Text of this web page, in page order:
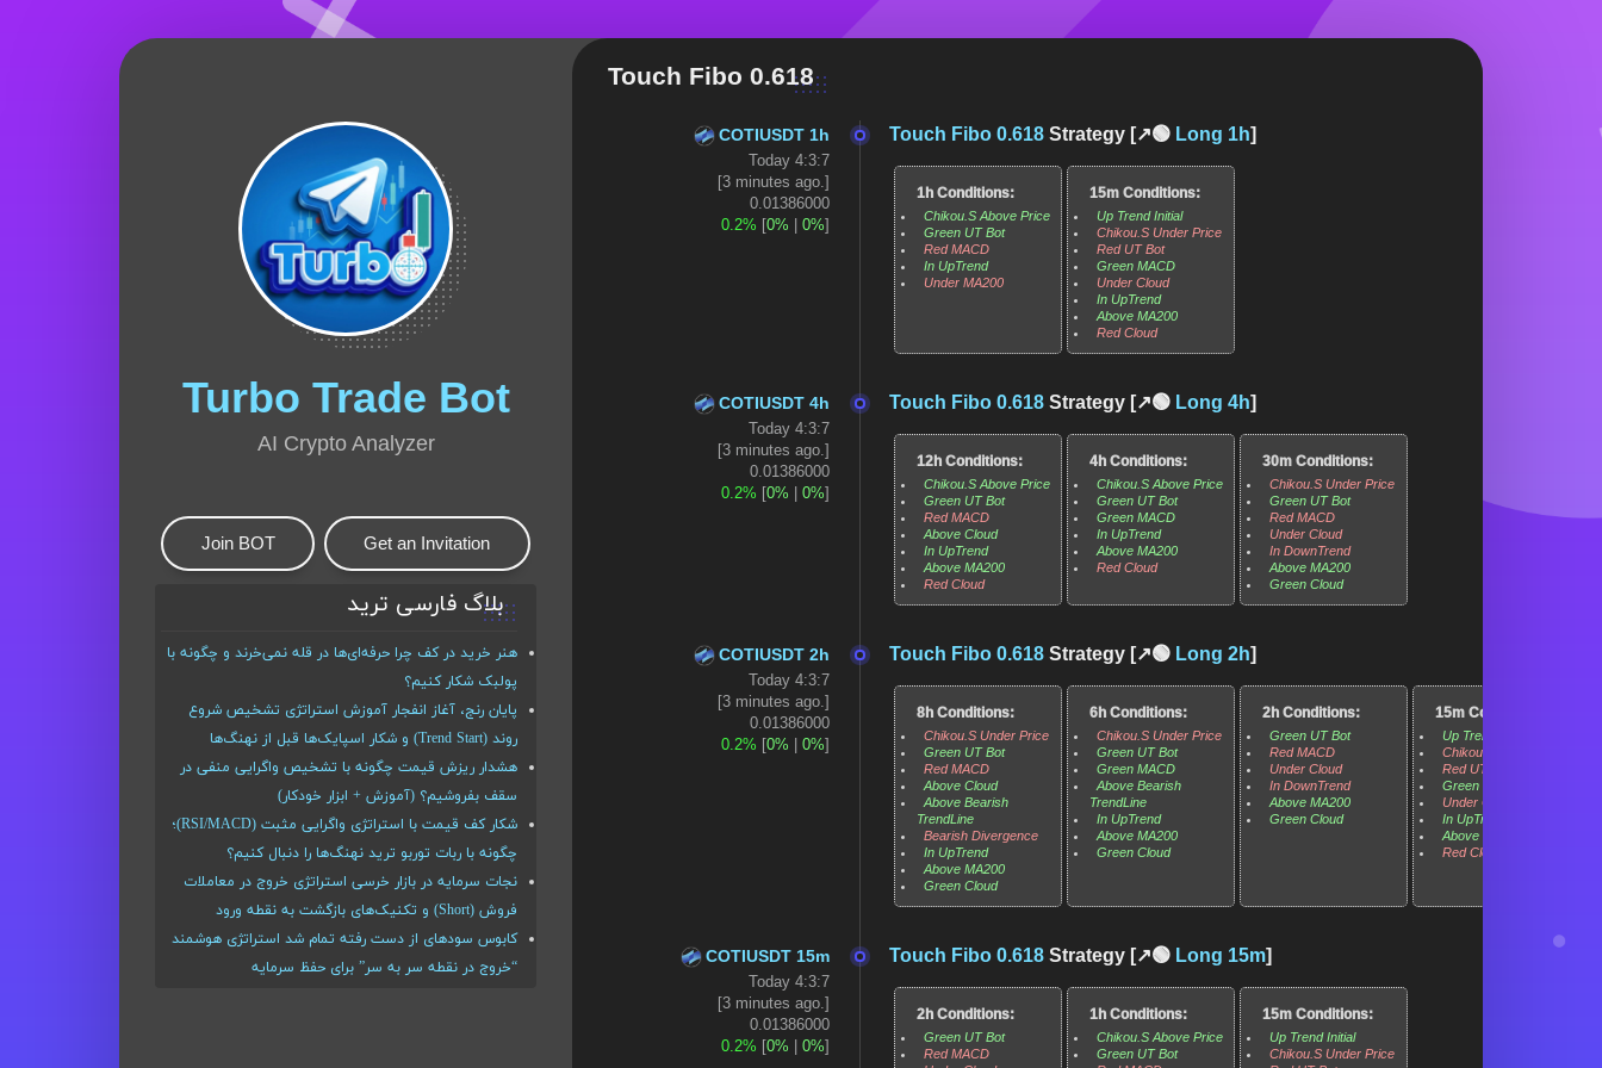
Turbo Trade Bot
AI Crypto Analyzer
Join BOT Get an Invitation
بلاگ فارسی ترید
هنر خرید در کف چرا حرفه‌ای‌ها در قله نمی‌خرند و چگونه با
پولبک شکار کنیم؟
پایان رنج، آغاز انفجار آموزش استراتژی تشخیص شروع
روند (Trend Start) و شکار اسپایک‌ها قبل از نهنگ‌ها
هشدار ریزش قیمت چگونه با تشخیص واگرایی منفی در
سقف بفروشیم؟ (آموزش + ابزار خودکار)
شکار کف قیمت با استراتژی واگرایی مثبت (RSI/MACD)؛
چگونه با ربات توربو ترید نهنگ‌ها را دنبال کنیم؟
نجات سرمایه در بازار خرسی استراتژی خروج در معاملات
فروش (Short) و تکنیک‌های بازگشت به نقطه ورود
کابوس سودهای از دست رفته تمام شد استراتژی هوشمند
“خروج در نقطه سر به سر” برای حفظ سرمایه
Touch Fibo 0.618
COTIUSDT 1h
Today 4:3:7
[3 minutes ago.]
0.01386000
0.2% [0% | 0%]
Touch Fibo 0.618 Strategy [↗️🟢 Long 1h]
1h Conditions:
Chikou.S Above Price
Green UT Bot
Red MACD
In UpTrend
Under MA200
15m Conditions:
Up Trend Initial
Chikou.S Under Price
Red UT Bot
Green MACD
Under Cloud
In UpTrend
Above MA200
Red Cloud
COTIUSDT 4h
Today 4:3:7
[3 minutes ago.]
0.01386000
0.2% [0% | 0%]
Touch Fibo 0.618 Strategy [↗️🟢 Long 4h]
12h Conditions:
Chikou.S Above Price
Green UT Bot
Red MACD
Above Cloud
In UpTrend
Above MA200
Red Cloud
4h Conditions:
Chikou.S Above Price
Green UT Bot
Green MACD
In UpTrend
Above MA200
Red Cloud
30m Conditions:
Chikou.S Under Price
Green UT Bot
Red MACD
Under Cloud
In DownTrend
Above MA200
Green Cloud
COTIUSDT 2h
Today 4:3:7
[3 minutes ago.]
0.01386000
0.2% [0% | 0%]
Touch Fibo 0.618 Strategy [↗️🟢 Long 2h]
8h Conditions:
Chikou.S Under Price
Green UT Bot
Red MACD
Above Cloud
Above Bearish
TrendLine
Bearish Divergence
In UpTrend
Above MA200
Green Cloud
6h Conditions:
Chikou.S Under Price
Green UT Bot
Green MACD
Above Bearish
TrendLine
In UpTrend
Above MA200
Green Cloud
2h Conditions:
Green UT Bot
Red MACD
Under Cloud
In DownTrend
Above MA200
Green Cloud
15m Conditions:
Up Trend Initial
Chikou.S Under Price
Red UT Bot
Green MACD
Under Cloud
In UpTrend
Above MA200
Red Cloud
COTIUSDT 15m
Today 4:3:7
[3 minutes ago.]
0.01386000
0.2% [0% | 0%]
Touch Fibo 0.618 Strategy [↗️🟢 Long 15m]
2h Conditions:
Green UT Bot
Red MACD
1h Conditions:
Chikou.S Above Price
Green UT Bot
15m Conditions:
Up Trend Initial
Chikou.S Under Price